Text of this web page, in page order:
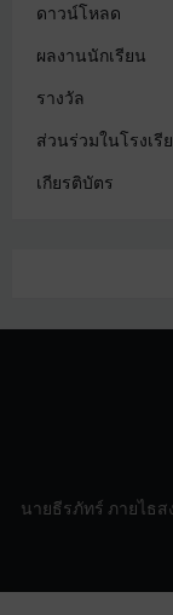
ดาวน์โหลด
ผลงานนักเรียน
รางวัล
ส่วนร่วมในโรงเ
เกียรติบัตร
นายธีรภัทร์ ภายไธ